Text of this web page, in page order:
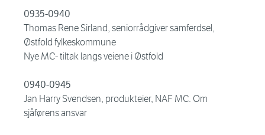
0935-0940
Thomas Rene Sirland, seniorrådgiver samferdsel,
Østfold fylkeskommune
Nye MC- tiltak langs veiene i Østfold
0940-0945
Jan Harry Svendsen, produkteier, NAF MC. Om
sjåførens ansvar